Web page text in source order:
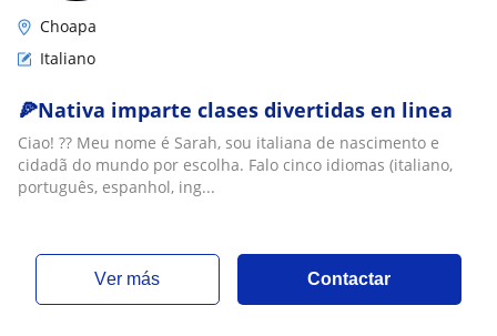
Choapa
Italiano
🍕Nativa imparte clases divertidas en linea
Ciao! ?? Meu nome é Sarah, sou italiana de nascimento e
cidadã do mundo por escolha. Falo cinco idiomas (italiano,
português, espanhol, ing...
ver más Contactar